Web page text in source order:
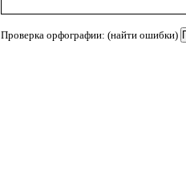
Проверка орфографии: (найти ошибки)